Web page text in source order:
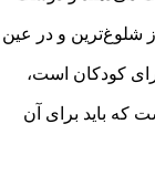
از شلوغ‌ترین و در عین
کودکان است،
که باید برای آن